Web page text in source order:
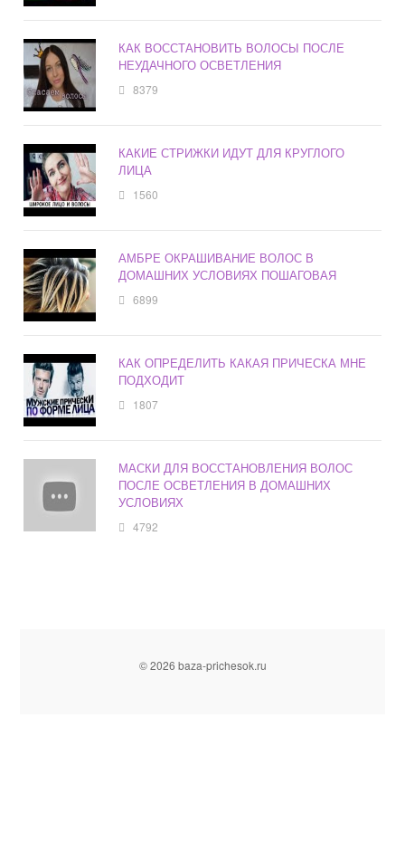
КАК ВОССТАНОВИТЬ ВОЛОСЫ ПОСЛЕ
НЕУДАЧНОГО ОСВЕТЛЕНИЯ
8379
КАКИЕ СТРИЖКИ ИДУТ ДЛЯ КРУГЛОГО
ЛИЦА
1560
АМБРЕ ОКРАШИВАНИЕ ВОЛОС В
ДОМАШНИХ УСЛОВИЯХ ПОШАГОВАЯ
6899
КАК ОПРЕДЕЛИТЬ КАКАЯ ПРИЧЕСКА МНЕ
ПОДХОДИТ
1807
МАСКИ ДЛЯ ВОССТАНОВЛЕНИЯ ВОЛОС
ПОСЛЕ ОСВЕТЛЕНИЯ В ДОМАШНИХ
УСЛОВИЯХ
4792
© 2026 baza-prichesok.ru